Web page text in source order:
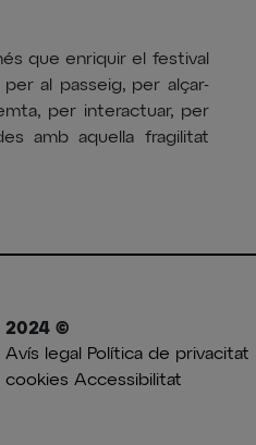
que enriquir el festival
al passeig, per alçar-
per interactuar, per
amb aquella fragilitat
2024 ©
Avís legal
Política de privacitat
cookies Accessibilitat